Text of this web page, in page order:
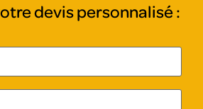
devis personnalisé :